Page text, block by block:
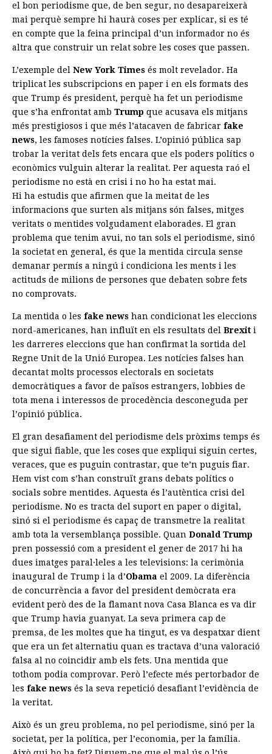
el bon periodisme que, de ben segur, no desapareixerà
mai perquè sempre hi haurà coses per explicar, si es té
en compte que la feina principal d’un informador no és
altra que construir un relat sobre les coses que passen.
L’exemple del New York Times és molt revelador. Ha
triplicat les subscripcions en paper i en els formats des
que Trump és president, perquè ha fet un periodisme
que s’ha enfrontat amb Trump que acusava els mitjans
més prestigiosos i que més l’atacaven de fabricar fake
news, les famoses notícies falses. L’opinió pública sap
trobar la veritat dels fets encara que els poders polítics o
econòmics vulguin alterar la realitat. Per aquesta raó el
periodisme no està en crisi i no ho ha estat mai.
Hi ha estudis que afirmen que la meitat de les
informacions que surten als mitjans són falses, mitges
veritats o mentides volgudament elaborades. El gran
problema que tenim avui, no tan sols el periodisme, sinó
la societat en general, és que la mentida circula sense
demanar permís a ningú i condiciona les ments i les
actituds de milions de persones que debaten sobre fets
no comprovats.
La mentida o les fake news han condicionat les eleccions
nord-americanes, han influït en els resultats del Brexit i
les darreres eleccions que han confirmat la sortida del
Regne Unit de la Unió Europea. Les notícies falses han
decantat molts processos electorals en societats
democràtiques a favor de països estrangers, lobbies de
tota mena i interessos de procedència desconeguda per
l’opinió pública.
El gran desafiament del periodisme dels pròxims temps és
que sigui fiable, que les coses que expliqui siguin certes,
veraces, que es puguin contrastar, que te’n puguis fiar.
Hem vist com s’han construït grans debats polítics o
socials sobre mentides. Aquesta és l’autèntica crisi del
periodisme. No es tracta del suport en paper o digital,
sinó si el periodisme és capaç de transmetre la realitat
amb tota la versemblança possible. Quan Donald Trump
pren possessió com a president el gener de 2017 hi ha
dues imatges paral·leles a les televisions: la cerimònia
inaugural de Trump i la d’Obama el 2009. La diferència
de concurrència a favor del president demòcrata era
evident però des de la flamant nova Casa Blanca es va dir
que Trump havia guanyat. La seva primera cap de
premsa, de les moltes que ha tingut, es va despatxar dient
que era un fet alternatiu quan es tractava d’una valoració
falsa al no coincidir amb els fets. Una mentida que
tothom podia comprovar. Però l’efecte més pertorbador de
les fake news és la seva repetició desafiant l’evidència de
la veritat.
Això és un greu problema, no pel periodisme, sinó per la
societat, per la política, per l’economia, per la família.